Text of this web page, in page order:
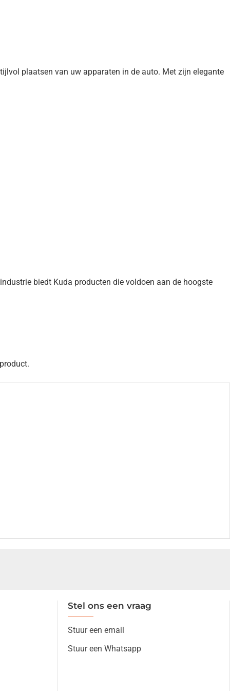
plaatsen van uw apparaten in de auto. Met zijn elegante
biedt Kuda producten die voldoen aan de hoogste
Stel ons een vraag
Stuur een email
Stuur een Whatsapp